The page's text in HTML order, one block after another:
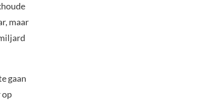
maar
gaan
op